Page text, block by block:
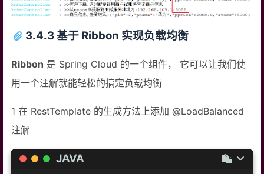
22
23
24
25
27
29
30
31
32
String url =
		log.info(
Product product =
        log.info(
"查询到{}号商品的信息，
        Order order =
new Order();
        order.setUsername(
"测试用户");
3.4.3 基于 Ribbon 实现负载均衡
Ribbon 是 Spring Cloud 的一个组件， 它可以让我们使
用一个注解就能轻松的搞定负载均衡
1 在 RestTemplate 的生成方法上添加 @LoadBalanced
注解
JAVA